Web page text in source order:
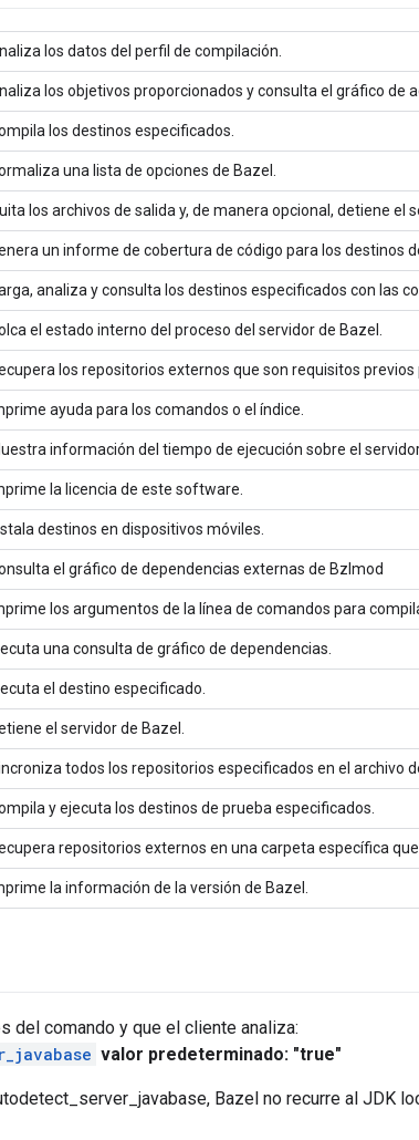
los datos del perfil de compilación.
los objetivos proporcionados y consulta el gráfico de
los destinos especificados.
una lista de opciones de Bazel.
los archivos de salida y, de manera opcional, detiene el
un informe de cobertura de código para los destinos
analiza y consulta los destinos especificados con las
el estado interno del proceso del servidor de Bazel.
los repositorios externos que son requisitos previos
ayuda para los comandos o el índice.
información del tiempo de ejecución sobre el servidor
la licencia de este software.
destinos en dispositivos móviles.
el gráfico de dependencias externas de Bzlmod
los argumentos de la línea de comandos para
una consulta de gráfico de dependencias.
el destino especificado.
el servidor de Bazel.
todos los repositorios especificados en el archivo
y ejecuta los destinos de prueba especificados.
repositorios externos en una carpeta específica
la información de la versión de Bazel.
del comando y que el cliente analiza:
valor predeterminado: "true"
Bazel no recurre al JDK